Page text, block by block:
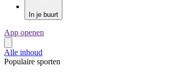
In je buurt
App openen
Alle inhoud
Populaire sporten